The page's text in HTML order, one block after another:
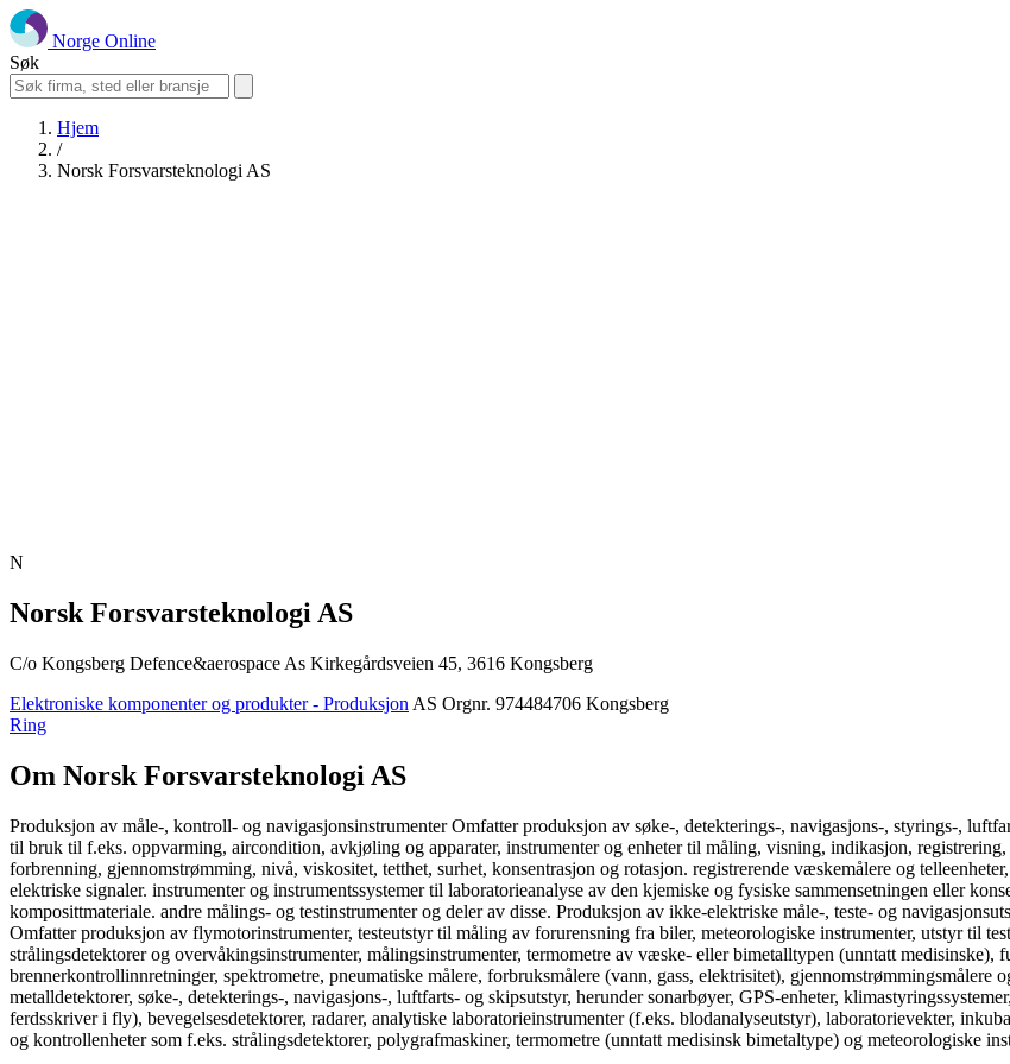
Norge Online
Søk
Hjem
/
Norsk Forsvarsteknologi AS
N
Norsk Forsvarsteknologi AS
C/o Kongsberg Defence&aerospace As Kirkegårdsveien 45, 3616 Kongsberg
Elektroniske komponenter og produkter - Produksjon AS Orgnr. 974484706 Kongsberg
Ring
Om Norsk Forsvarsteknologi AS
Produksjon av måle-, kontroll- og navigasjonsinstrumenter Omfatter produksjon av søke-, detekterings-, navigasjons-, styrings-,
til bruk til f.eks. oppvarming, aircondition, avkjøling og apparater, instrumenter og enheter til måling, visning, indikasjon,
forbrenning, gjennomstrømming, nivå, viskositet, tetthet, surhet, konsentrasjon og rotasjon. registrerende væskemålere og
elektriske signaler. instrumenter og instrumentssystemer til laboratorieanalyse av den kjemiske og fysiske sammensetningen eller
komposittmateriale. andre målings- og testinstrumenter og deler av disse. Produksjon av ikke-elektriske måle-, teste- og
Omfatter produksjon av flymotorinstrumenter, testeutstyr til måling av forurensning fra biler, meteorologiske instrumenter, utstyr til
strålingsdetektorer og overvåkingsinstrumenter, målingsinstrumenter, termometre av væske- eller bimetalltypen (unntatt medisinske),
brennerkontrollinnretninger, spektrometre, pneumatiske målere, forbruksmålere (vann, gass, elektrisitet), gjennomstrømmingsmålere
metalldetektorer, søke-, detekterings-, navigasjons-, luftfarts- og skipsutstyr, herunder sonarbøyer, GPS-enheter,
ferdsskriver i fly), bevegelsesdetektorer, radarer, analytiske laboratorieinstrumenter (f.eks. blodanalyseutstyr), laboratorievekter,
og kontrollenheter som f.eks. strålingsdetektorer, polygrafmaskiner, termometre (unntatt medisinsk bimetaltype) og meteorologiske